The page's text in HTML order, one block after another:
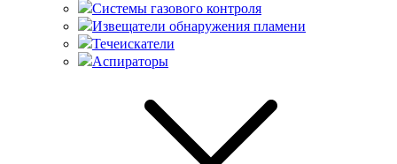
Системы газового контроля
Извещатели обнаружения пламени
Течеискатели
Аспираторы